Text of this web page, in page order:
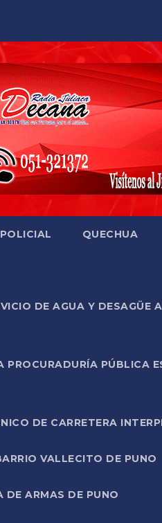
POLICIAL QUECHUA
DE AGUA Y DESAGÜE
PROCURADURÍA PÚBLICA
DE CARRETERA
VALLECITO DE PUNO
ARMAS DE PUNO